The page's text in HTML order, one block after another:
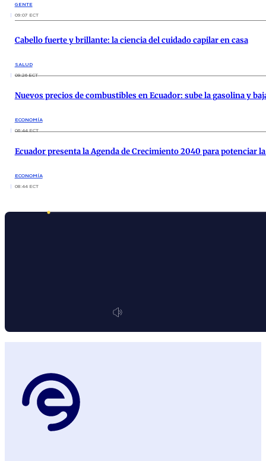
GENTE
09:07 ECT
Cabello fuerte y brillante: la ciencia del cuidado capilar en casa
SALUD
09:26 ECT
Nuevos precios de combustibles en Ecuador: sube la gasolina y
ECONOMÍA
06:44 ECT
Ecuador presenta la Agenda de Crecimiento 2040 para potenciar
ECONOMÍA
08:44 ECT